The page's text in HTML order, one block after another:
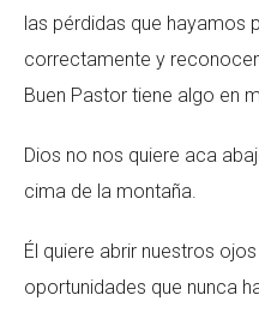
las pérdidas que hayamos
correctamente y
Buen Pastor tiene algo en
Dios no nos quiere aca
cima de la montaña.
Él quiere abrir nuestros
oportunidades que nunca